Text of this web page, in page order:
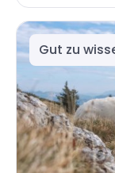
Gut zu